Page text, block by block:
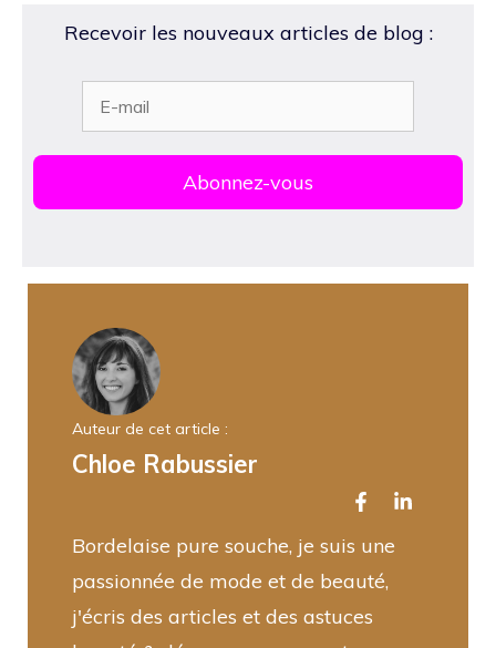
Recevoir les nouveaux articles de blog :
Auteur de cet article :
Chloe Rabussier
Bordelaise pure souche, je suis une
passionnée de mode et de beauté,
j'écris des articles et des astuces